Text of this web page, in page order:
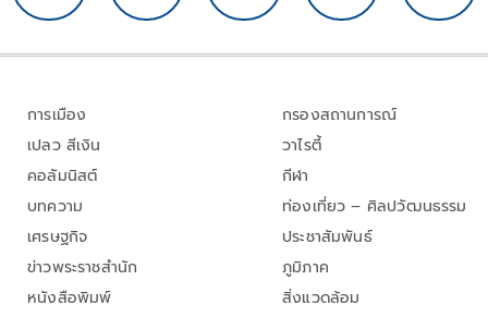
การเมือง
เปลว สีเงิน
คอลัมนิสต์
บทความ
เศรษฐกิจ
ข่าวพระราชสำนัก
หนังสือพิมพ์
กรองสถานการณ์
วาไรตี้
กีฬา
ท่องเที่ยว – ศิลปวัฒนธรรม
ประชาสัมพันธ์
ภูมิภาค
สิ่งแวดล้อม